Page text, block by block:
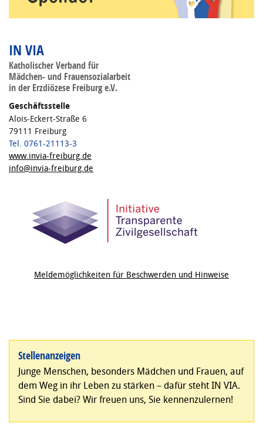
IN VIA
Katholischer Verband für
Mädchen- und Frauensozialarbeit
in der Erzdiözese Freiburg e.V.
Geschäftsstelle
Alois-Eckert-Straße 6
79111 Freiburg
Tel. 0761-21113-3
www.invia-freiburg.de
info@invia-freiburg.de
Meldemöglichkeiten für Beschwerden und Hinweise
Stellenanzeigen
Junge Menschen, besonders Mädchen und Frauen, auf
dem Weg in ihr Leben zu stärken – dafür steht IN VIA.
Sind Sie dabei? Wir freuen uns, Sie kennenzulernen!